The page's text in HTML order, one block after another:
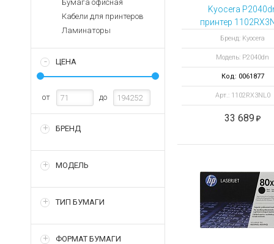
Запасные
Терминалы
оплаты
Зарядные устройства
Архивные товары
Бумага офисная
Кабели для принтеров
Ламинаторы
ЦЕНА
от до
БРЕНД
МОДЕЛЬ
ТИП БУМАГИ
ФОРМАТ БУМАГИ
Kyocera
принтер
Бренд: Kyocera
Модель: P2040dn
Код: 0061877
Арт.: 1102RX3NL0
33 689